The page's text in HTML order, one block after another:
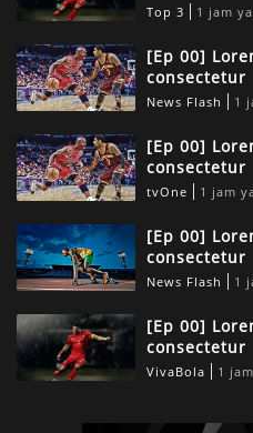
Top 3 1 jam
[Ep 00]
consectetur
News Flash 1
[Ep 00]
consectetur
tvOne 1 jam
[Ep 00]
consectetur
News Flash 1
[Ep 00]
consectetur
VivaBola 1